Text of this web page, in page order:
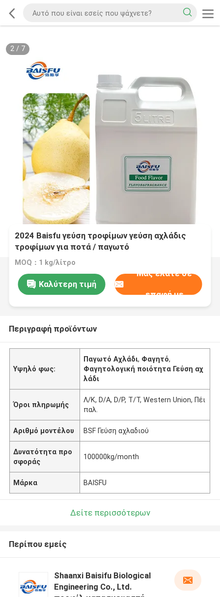
2/ 7
2024 Baisfu γεύση τροφίμων γεύση αχλάδις
τροφίμων για ποτά / παγωτό
MOQ：1 kg/λίτρο
Καλύτερη τιμή
Μας ελάτε σε
επαφή με
Περιγραφή προϊόντων
Υψηλό φως:
Παγωτό Αχλάδι, Φαγητό,
Φαγητολογική ποιότητα Γεύση αχ
λάδι
Όροι πληρωμής
Λ/Κ, D/A, D/P, T/T, Western Union, Πέι
παλ.
Αριθμό μοντέλου BSF Γεύση αχλαδιού
Δυνατότητα προ
σφοράς
100000kg/month
Μάρκα BAISFU
Δείτε περισσότερων
Περίπου εμείς
Shaanxi Baisifu Biological
Engineering Co., Ltd.